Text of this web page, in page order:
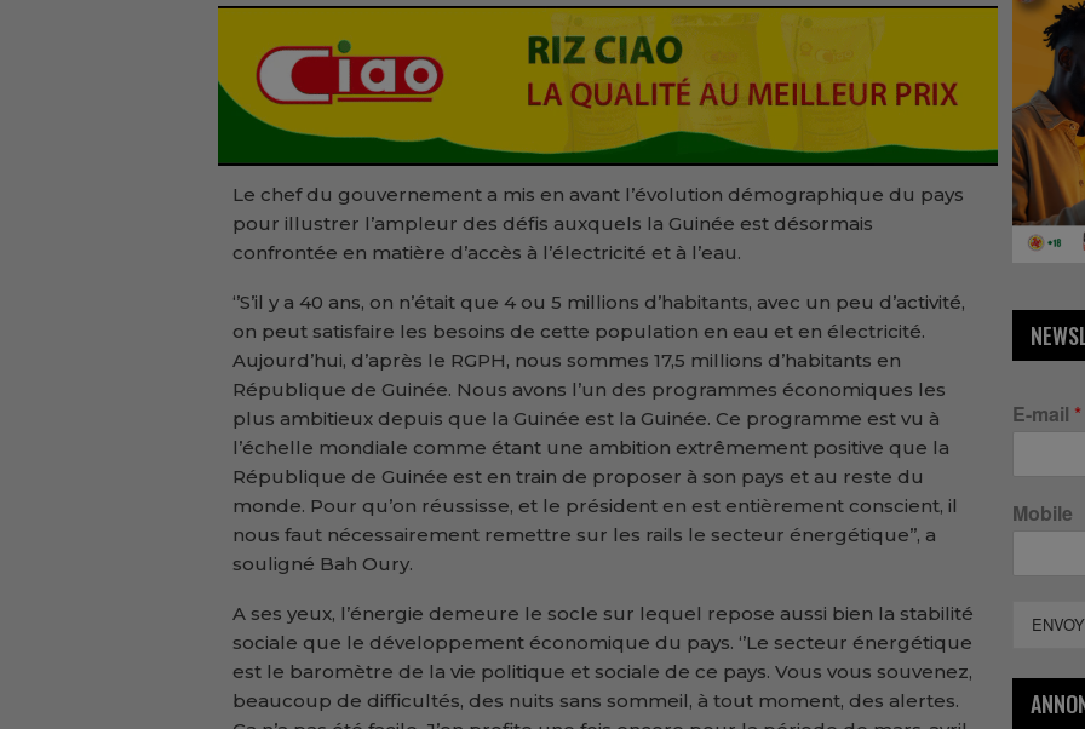
Le chef du gouvernement a mis en avant l’évolution démographique du pays
pour illustrer l’ampleur des défis auxquels la Guinée est désormais
confrontée en matière d’accès à l’électricité et à l’eau.
‘’S’il y a 40 ans, on n’était que 4 ou 5 millions d’habitants, avec un peu d’activité,
on peut satisfaire les besoins de cette population en eau et en électricité.
Aujourd’hui, d’après le RGPH, nous sommes 17,5 millions d’habitants en
République de Guinée. Nous avons l’un des programmes économiques les
plus ambitieux depuis que la Guinée est la Guinée. Ce programme est vu à
l’échelle mondiale comme étant une ambition extrêmement positive que la
République de Guinée est en train de proposer à son pays et au reste du
monde. Pour qu’on réussisse, et le président en est entièrement conscient, il
nous faut nécessairement remettre sur les rails le secteur énergétique’’, a
souligné Bah Oury.
A ses yeux, l’énergie demeure le socle sur lequel repose aussi bien la stabilité
sociale que le développement économique du pays. ‘’Le secteur énergétique
est le baromètre de la vie politique et sociale de ce pays. Vous vous souvenez,
beaucoup de difficultés, des nuits sans sommeil, à tout moment, des alertes.
E-mail *
Mobile